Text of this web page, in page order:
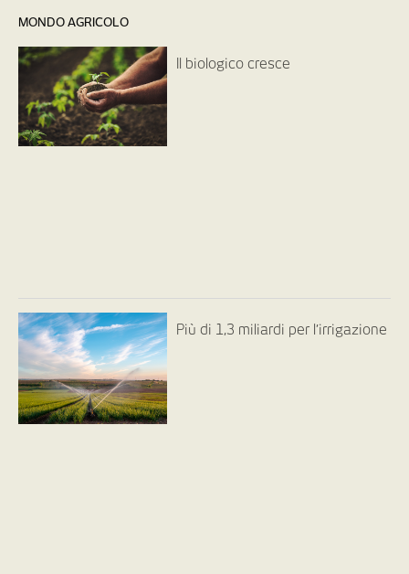
MONDO AGRICOLO
Il biologico cresce
Più di 1,3 miliardi per l’irrigazione